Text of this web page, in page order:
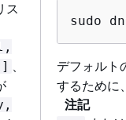
ス
、
sudo
デフォルト
するために、
注記